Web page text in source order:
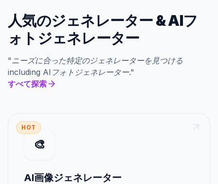
人気のジェネレーター&AIフ
ォトジェネレーター
"ニーズに合った特定のジェネレーターを見つける
including AIフォトジェネレーター."
すべて探索
HOT
🎨
AI画像ジェネレーター